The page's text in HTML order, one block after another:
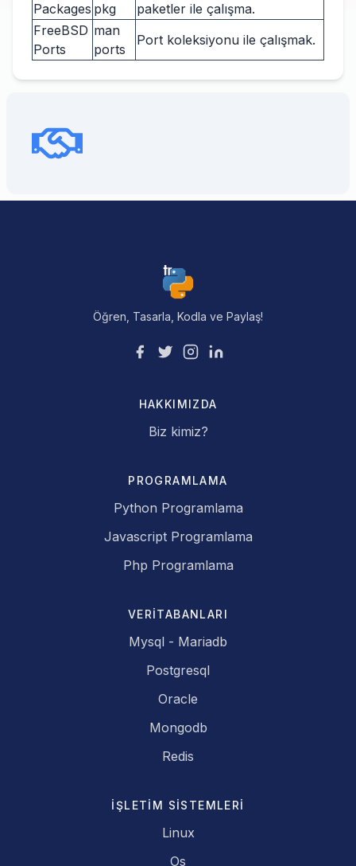
Packages pkg
paketler ile çalışma.
FreeBSD
Ports
man
ports
Port koleksiyonu ile çalışmak.
Öğren, Tasarla, Kodla ve Paylaş!
HAKKIMIZDA
Biz kimiz?
PROGRAMLAMA
Python Programlama
Javascript Programlama
Php Programlama
VERITABANLARI
Mysql - Mariadb
Postgresql
Oracle
Mongodb
Redis
İŞLETIM SISTEMLERI
Linux
Os